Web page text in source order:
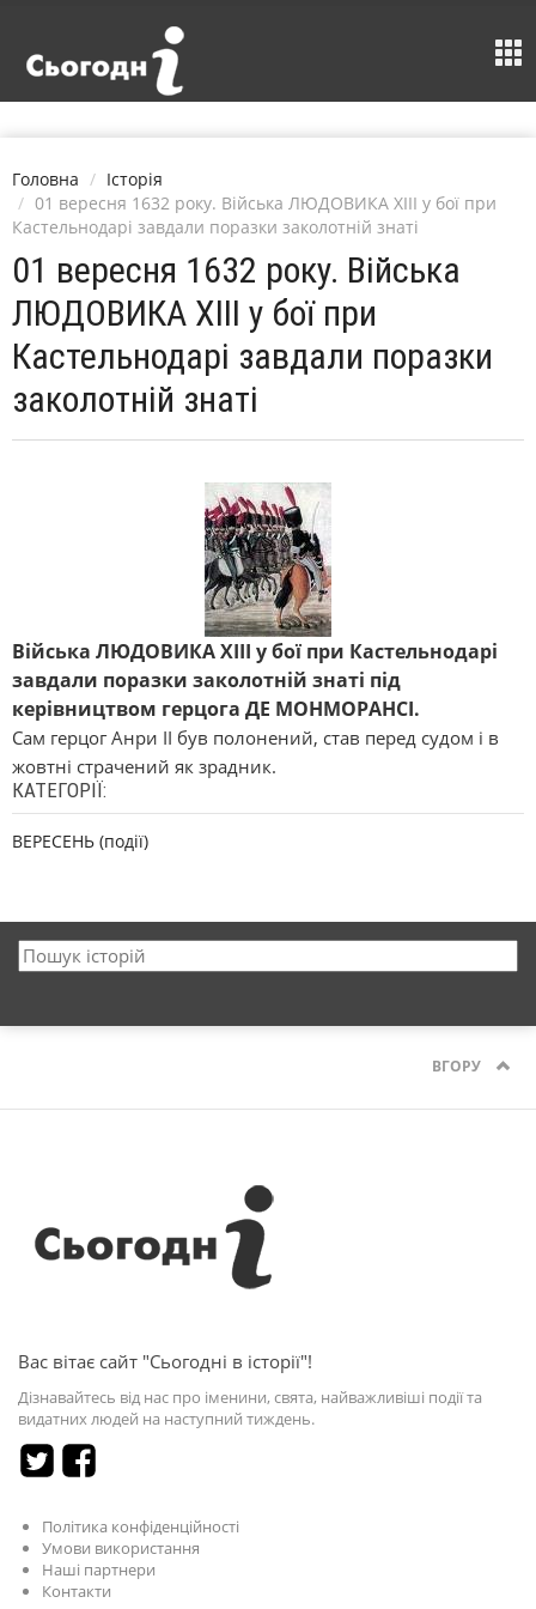
Головна
Історія
01 вересня 1632 року. Війська ЛЮДОВИКА XIII у бої при
Кастельнодарі завдали поразки заколотній знаті
01 вересня 1632 року. Війська
ЛЮДОВИКА XIII у бої при
Кастельнодарі завдали поразки
заколотній знаті
Війська ЛЮДОВИКА XIII у бої при Кастельнодарі
завдали поразки заколотній знаті під
керівництвом герцога ДЕ МОНМОРАНСІ.
Сам герцог Анри II був полонений, став перед судом і в
жовтні страчений як зрадник.
КАТЕГОРІЇ:
ВЕРЕСЕНЬ (події)
ВГОРУ
Вас вітає сайт "Сьогодні в історії"!
Дізнавайтесь від нас про іменини, свята, найважливіші події та
видатних людей на наступний тиждень.
Політика конфіденційності
Умови використання
Наші партнери
Контакти